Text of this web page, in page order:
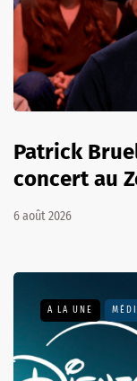
Patrick
concert au
6 août 2026
A LA UNE